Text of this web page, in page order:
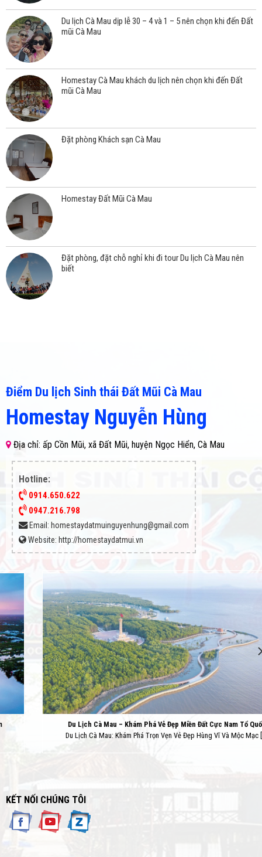
Du lịch Cà Mau dịp lễ 30 – 4 và 1 – 5 nên chọn khi đến Đất
mũi Cà Mau
Homestay Cà Mau khách du lịch nên chọn khi đến Đất
mũi Cà Mau
Đặt phòng Khách sạn Cà Mau
Homestay Đất Mũi Cà Mau
Đặt phòng, đặt chỗ nghỉ khi đi tour Du lịch Cà Mau nên
biết
Điểm Du lịch Sinh thái Đất Mũi Cà Mau
Homestay Nguyễn Hùng
Địa chỉ: ấp Cồn Mũi, xã Đất Mũi, huyện Ngọc Hiển, Cà Mau
Hotline:
0914.650.622
0947.216.798
Email: homestaydatmuinguyenhung@gmail.com
Website: http://homestaydatmui.vn
Du Lịch Cà Mau – Khám Phá Vẻ Đẹp Miền Đất Cực Nam Tổ Quốc
Du Lịch Cà Mau: Khám Phá Trọn Vẹn Vẻ Đẹp Hùng Vĩ Và Mộc Mạc [...]
KẾT NỐI CHÚNG TÔI